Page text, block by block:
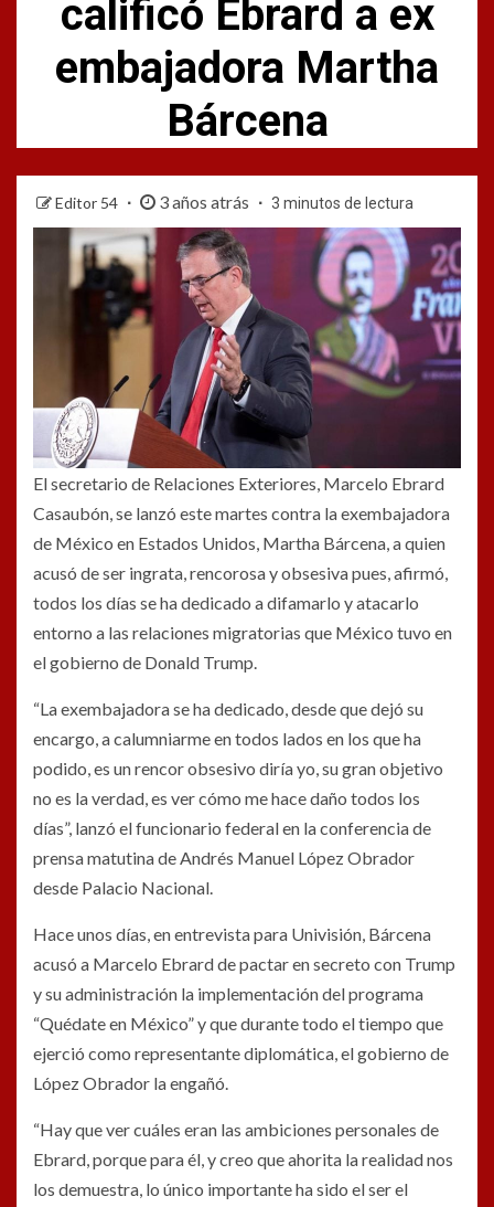
calificó Ebrard a ex
embajadora Martha
Bárcena
Editor 54 3 años atrás 3 minutos de lectura
El secretario de Relaciones Exteriores, Marcelo Ebrard
Casaubón, se lanzó este martes contra la exembajadora
de México en Estados Unidos, Martha Bárcena, a quien
acusó de ser ingrata, rencorosa y obsesiva pues, afirmó,
todos los días se ha dedicado a difamarlo y atacarlo
entorno a las relaciones migratorias que México tuvo en
el gobierno de Donald Trump.
“La exembajadora se ha dedicado, desde que dejó su
encargo, a calumniarme en todos lados en los que ha
podido, es un rencor obsesivo diría yo, su gran objetivo
no es la verdad, es ver cómo me hace daño todos los
días”, lanzó el funcionario federal en la conferencia de
prensa matutina de Andrés Manuel López Obrador
desde Palacio Nacional.
Hace unos días, en entrevista para Univisión, Bárcena
acusó a Marcelo Ebrard de pactar en secreto con Trump
y su administración la implementación del programa
“Quédate en México” y que durante todo el tiempo que
ejerció como representante diplomática, el gobierno de
López Obrador la engañó.
“Hay que ver cuáles eran las ambiciones personales de
Ebrard, porque para él, y creo que ahorita la realidad nos
los demuestra, lo único importante ha sido el ser el